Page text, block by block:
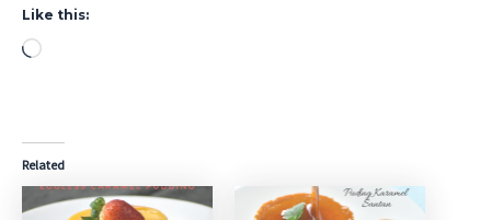
Like this:
Loading…
Related